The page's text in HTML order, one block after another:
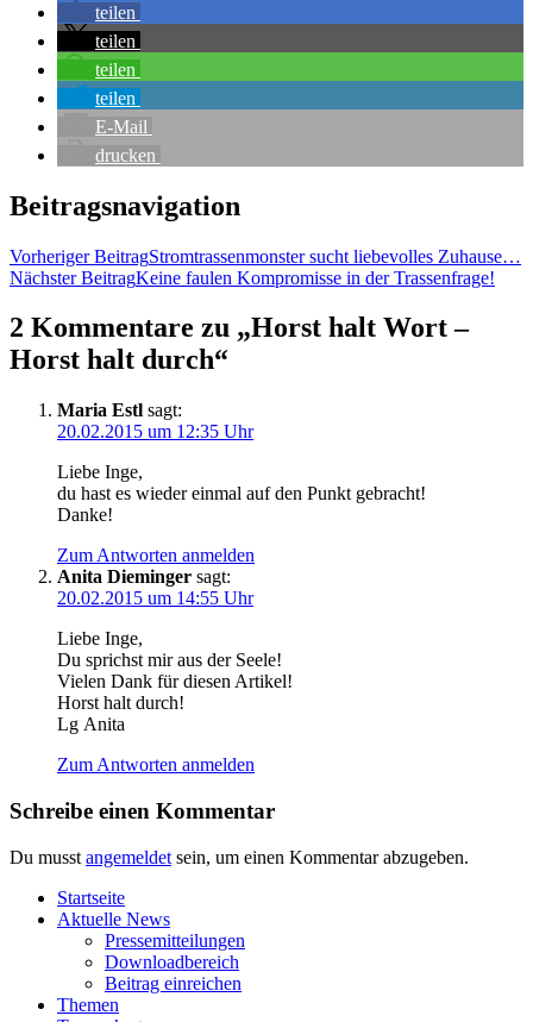
tei­len
tei­len
tei­len
tei­len
E‑Mail
dru­cken
Beitragsnavigation
Vorheriger BeitragStrom­tras­sen­mons­ter sucht lie­be­vol­les Zuhause…
Nächster BeitragKei­ne fau­len Kom­pro­mis­se in der Trassenfrage!
2 Kommentare zu „Horst halt Wort –
Horst halt durch“
Maria Estl sagt:
20.02.2015 um 12:35 Uhr
Lie­be Inge,
du hast es wie­der ein­mal auf den Punkt gebracht!
Danke!
Zum Antworten anmelden
Anita Dieminger sagt:
20.02.2015 um 14:55 Uhr
Lie­be Inge,
Du sprichst mir aus der Seele!
Vie­len Dank für die­sen Artikel!
Horst halt durch!
Lg Anita
Zum Antworten anmelden
Schreibe einen Kommentar
Du musst angemeldet sein, um einen Kommentar abzugeben.
Start­sei­te
Aktu­el­le News
Pres­se­mit­tei­lun­gen
Down­load­be­reich
Bei­trag einreichen
The­men